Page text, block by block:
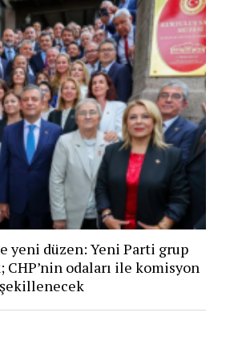
yeni düzen: Yeni Parti grup
CHP’nin odaları ile komisyon